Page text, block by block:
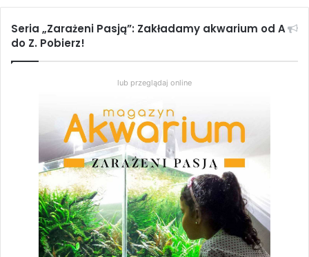
Dodaj do koszyka
Dodaj do koszyka
Koniki morskie w akwarium
2,70zł
Dodaj do koszyka
Seria „Zarażeni Pasją”: Zakładamy akwarium od A
do Z. Pobierz!
lub przeglądaj online